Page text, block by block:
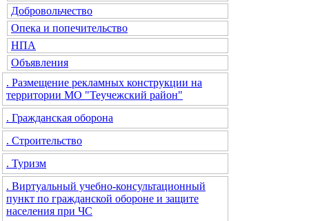
Добровольчество
Опека и попечительство
НПА
Объявления
. Размещение рекламных конструкции на
территории МО "Теучежский район"
. Гражданская оборона
. Строительство
. Туризм
. Виртуальный учебно-консультационный
пункт по гражданской обороне и защите
населения при ЧС